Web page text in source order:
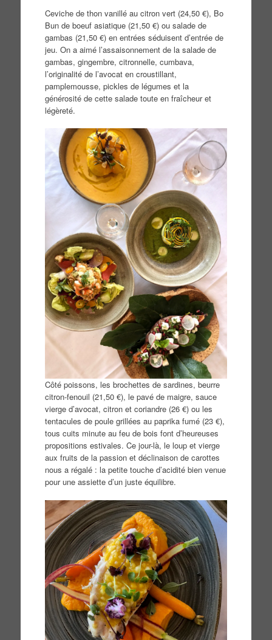
Ceviche de thon vanillé au citron vert (24,50 €), Bo
Bun de boeuf asiatique (21,50 €) ou salade de
gambas (21,50 €) en entrées séduisent d’entrée de
jeu. On a aimé l’assaisonnement de la salade de
gambas, gingembre, citronnelle, cumbava,
l’originalité de l’avocat en croustillant,
pamplemousse, pickles de légumes et la
générosité de cette salade toute en fraîcheur et
légèreté.
Côté poissons, les brochettes de sardines, beurre
citron-fenouil (21,50 €), le pavé de maigre, sauce
vierge d’avocat, citron et coriandre (26 €) ou les
tentacules de poule grillées au paprika fumé (23 €),
tous cuits minute au feu de bois font d’heureuses
propositions estivales. Ce jour-là, le loup et vierge
aux fruits de la passion et déclinaison de carottes
nous a régalé : la petite touche d’acidité bien venue
pour une assiette d’un juste équilibre.